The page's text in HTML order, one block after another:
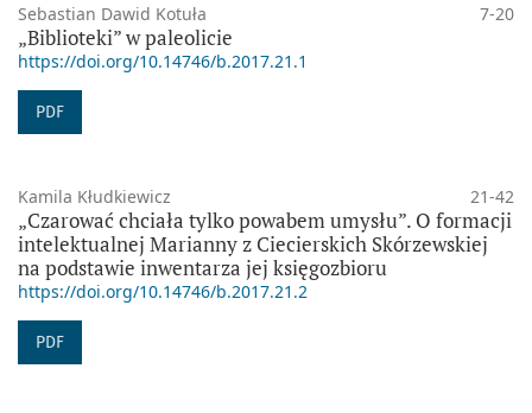
Sebastian Dawid Kotuła 7-20
„Biblioteki” w paleolicie
https://doi.org/10.14746/b.2017.21.1
PDF
Kamila Kłudkiewicz 21-42
„Czarować chciała tylko powabem umysłu”. O formacji
intelektualnej Marianny z Ciecierskich Skórzewskiej
na podstawie inwentarza jej księgozbioru
https://doi.org/10.14746/b.2017.21.2
PDF